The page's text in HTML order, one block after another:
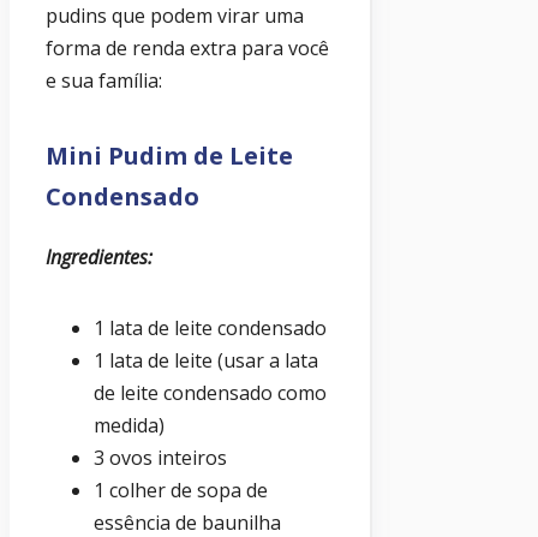
pudins que podem virar uma
forma de renda extra para você
e sua família:
Mini Pudim de Leite
Condensado
Ingredientes:
1 lata de leite condensado
1 lata de leite (usar a lata
de leite condensado como
medida)
3 ovos inteiros
1 colher de sopa de
essência de baunilha